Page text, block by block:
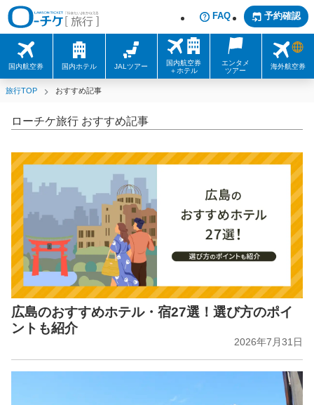
FAQ 予約確認
国内航空券 国内ホテル JALツアー
国内航空券
＋ホテル
エンタメ
ツアー
海外航空券
旅行TOP おすすめ記事
ローチケ旅行 おすすめ記事
広島のおすすめホテル・宿27選！選び方のポイ
ントも紹介
2026年7月31日